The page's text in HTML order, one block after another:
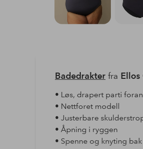
Badedrakterfra
• Løs, drapert parti foran
• Nettforet modell
• Justerbare
• Åpning i ryggen
• Spenne og knyting bak